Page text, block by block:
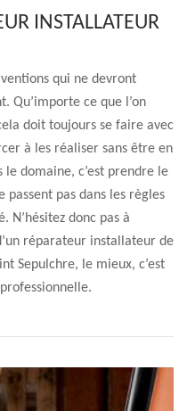
INSTALLATEUR
qui ne devront
Qu’importe ce que l’on
doit toujours se faire avec
à les réaliser sans être en
le domaine, c’est prendre le
passent pas dans les règles
N’hésitez donc pas à
réparateur installateur de
Sepulchre, le mieux, c’est